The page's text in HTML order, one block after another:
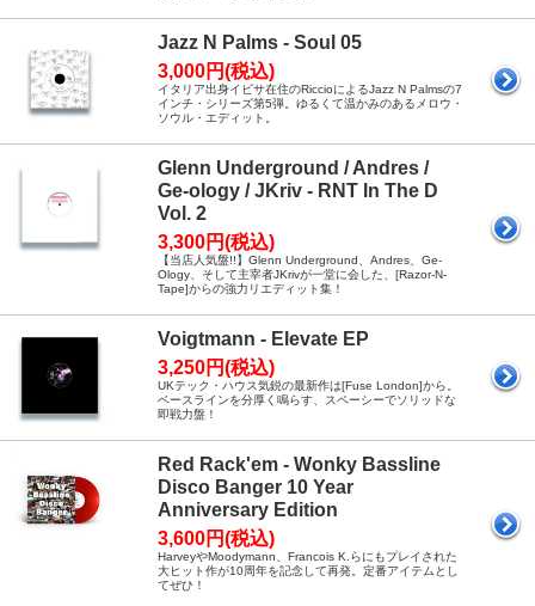
Jazz N Palms - Soul 05
3,000円(税込)
イタリア出身イビサ在住のRiccioによるJazz N Palmsの7
インチ・シリーズ第5弾。ゆるくて温かみのあるメロウ・
ソウル・エディット。
Glenn Underground / Andres /
Ge-ology / JKriv - RNT In The D
Vol. 2
3,300円(税込)
【当店人気盤!!】Glenn Underground、Andres、Ge-
Ology、そして主宰者JKrivが一堂に会した、[Razor-N-
Tape]からの強力リエディット集！
Voigtmann - Elevate EP
3,250円(税込)
UKテック・ハウス気鋭の最新作は[Fuse London]から。
ベースラインを分厚く鳴らす、スペーシーでソリッドな
即戦力盤！
Red Rack'em - Wonky Bassline
Disco Banger 10 Year
Anniversary Edition
3,600円(税込)
HarveyやMoodymann、Francois K.らにもプレイされた
大ヒット作が10周年を記念して再発。定番アイテムとし
てぜひ！